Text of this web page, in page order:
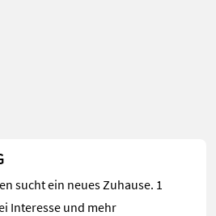
sucht ein neues Zuhause. 1
Interesse und mehr